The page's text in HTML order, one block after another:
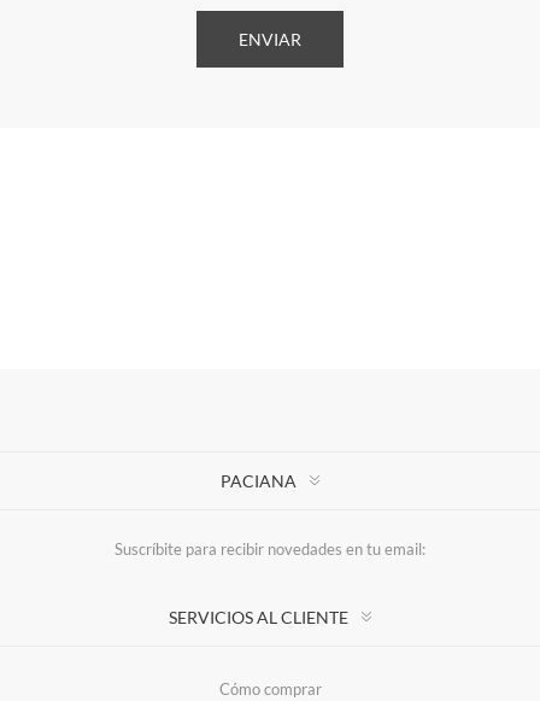
PACIANA
Suscríbite para recibir novedades en tu email:
SERVICIOS AL CLIENTE
Cómo comprar